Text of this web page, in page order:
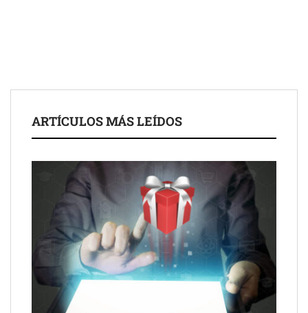
La luz roja, el nuevo aftersun, actúa en la recuperación de la piel
Eulalia Roig lanza ‘The Journal’, una revista digital mensual de
entrevistas y fotografía editorial
ARTÍCULOS MÁS LEÍDOS